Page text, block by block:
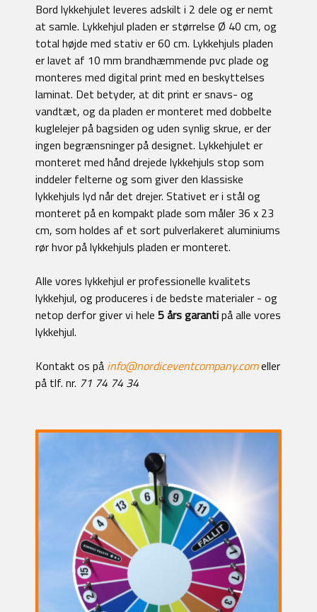
Bord lykkehjulet leveres adskilt i 2 dele og er nemt
at samle. Lykkehjul pladen er størrelse Ø 40 cm, og
total højde med stativ er 60 cm. Lykkehjuls pladen
er lavet af 10 mm brandhæmmende pvc plade og
monteres med digital print med en beskyttelses
laminat. Det betyder, at dit print er snavs- og
vandtæt, og da pladen er monteret med dobbelte
kuglelejer på bagsiden og uden synlig skrue, er der
ingen begrænsninger på designet. Lykkehjulet er
monteret med hånd drejede lykkehjuls stop som
inddeler felterne og som giver den klassiske
lykkehjuls lyd når det drejer. Stativet er i stål og
monteret på en kompakt plade som måler 36 x 23
cm, som holdes af et sort pulverlakeret aluminiums
rør hvor på lykkehjuls pladen er monteret.
Alle vores lykkehjul er professionelle kvalitets
lykkehjul, og produceres i de bedste materialer - og
netop derfor giver vi hele 5 års garantipå alle vores
lykkehjul.
Kontakt os på info@nordiceventcompany.comeller
på tlf. nr. 71 74 74 34